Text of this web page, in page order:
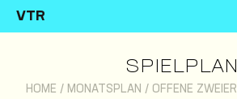
VTR
SPIELPLAN
HOME / MONATSPLAN / OFFENE